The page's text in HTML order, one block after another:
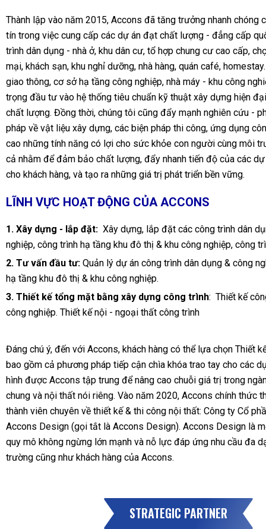
Thành lập vào năm 2015, Accons đã tăng trưởng nhanh chóng
tín trong việc cung cấp các dự án đạt chất lượng - đẳng cấp
trình dân dụng - nhà ở, khu dân cư, tổ hợp chung cư cao cấp,
mại, khách sạn, khu nghỉ dưỡng, nhà hàng, quán café,
giao thông, cơ sở hạ tầng công nghiệp, nhà máy - khu công
trọng đầu tư vào hệ thống tiêu chuẩn kỹ thuật xây dựng hiện
chất lượng. Đồng thời, chúng tôi cũng đẩy mạnh nghiên cứu -
pháp về vật liệu xây dựng, các biện pháp thi công, ứng dụng
cao những tính năng có lợi cho sức khỏe con người cùng môi
cả nhằm để đảm bảo chất lượng, đẩy nhanh tiến độ của các
cho khách hàng, và tạo ra những giá trị phát triển bền vững.
LĨNH VỰC HOẠT ĐỘNG CỦA ACCONS
1. Xây dựng - lắp đặt: Xây dựng, lắp đặt các công trình dân
nghiệp, công trình hạ tầng khu đô thị & khu công nghiệp, công
2. Tư vấn đầu tư: Quản lý dự án công trình dân dụng & công
hạ tầng khu đô thị & khu công nghiệp.
3. Thiết kế tổng mặt bằng xây dựng công trình: Thiết kế
công nghiệp. Thiết kế nội - ngoại thất công trình
Đáng chú ý, đến với Accons, khách hàng có thể lựa chọn Thiết
bao gồm cả phương pháp tiếp cận chìa khóa trao tay cho các
hình được Accons tập trung để nâng cao chuỗi giá trị trong
chung và nội thất nói riêng. Vào năm 2020, Accons chính thức
thành viên chuyên về thiết kế & thi công nội thất: Công ty Cổ
Accons Design (gọi tắt là Accons Design). Accons Design là
quy mô không ngừng lớn mạnh và nỗ lực đáp ứng nhu cầu đa
trường cũng như khách hàng của Accons.
STRATEGIC PARTNER